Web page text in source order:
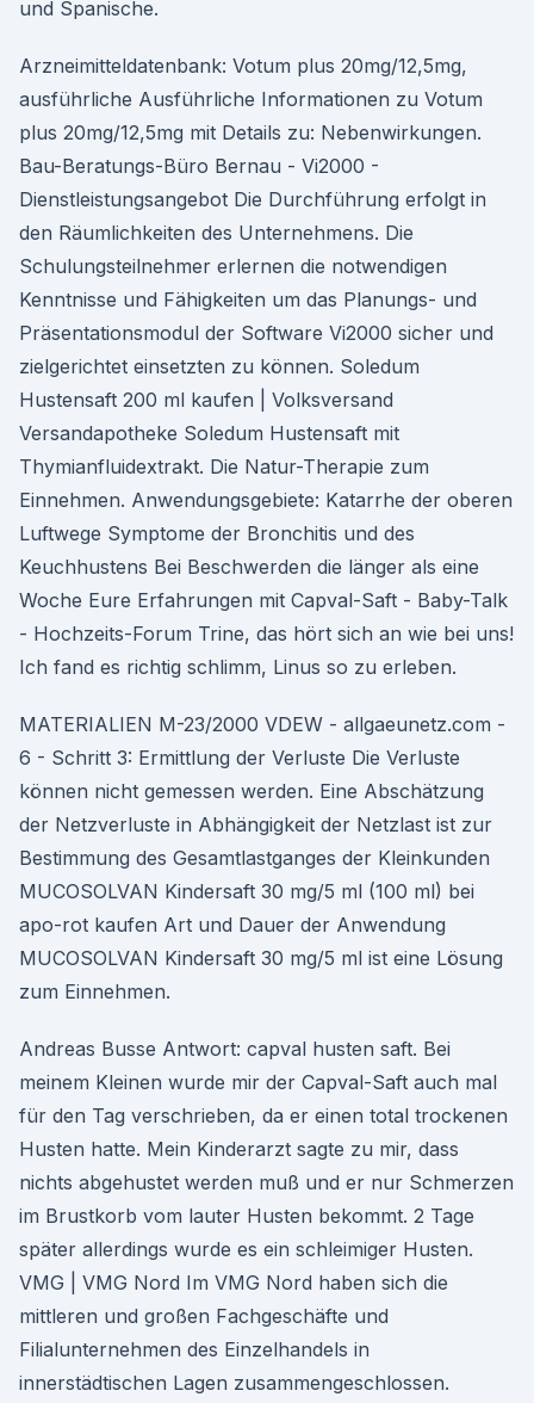
und Spanische.
Arzneimitteldatenbank: Votum plus 20mg/12,5mg,
ausführliche Ausführliche Informationen zu Votum
plus 20mg/12,5mg mit Details zu: Nebenwirkungen.
Bau-Beratungs-Büro Bernau - Vi2000 -
Dienstleistungsangebot Die Durchführung erfolgt in
den Räumlichkeiten des Unternehmens. Die
Schulungsteilnehmer erlernen die notwendigen
Kenntnisse und Fähigkeiten um das Planungs- und
Präsentationsmodul der Software Vi2000 sicher und
zielgerichtet einsetzten zu können. Soledum
Hustensaft 200 ml kaufen | Volksversand
Versandapotheke Soledum Hustensaft mit
Thymianfluidextrakt. Die Natur-Therapie zum
Einnehmen. Anwendungsgebiete: Katarrhe der oberen
Luftwege Symptome der Bronchitis und des
Keuchhustens Bei Beschwerden die länger als eine
Woche Eure Erfahrungen mit Capval-Saft - Baby-Talk
- Hochzeits-Forum Trine, das hört sich an wie bei uns!
Ich fand es richtig schlimm, Linus so zu erleben.
MATERIALIEN M-23/2000 VDEW - allgaeunetz.com -
6 - Schritt 3: Ermittlung der Verluste Die Verluste
können nicht gemessen werden. Eine Abschätzung
der Netzverluste in Abhängigkeit der Netzlast ist zur
Bestimmung des Gesamtlastganges der Kleinkunden
MUCOSOLVAN Kindersaft 30 mg/5 ml (100 ml) bei
apo-rot kaufen Art und Dauer der Anwendung
MUCOSOLVAN Kindersaft 30 mg/5 ml ist eine Lösung
zum Einnehmen.
Andreas Busse Antwort: capval husten saft. Bei
meinem Kleinen wurde mir der Capval-Saft auch mal
für den Tag verschrieben, da er einen total trockenen
Husten hatte. Mein Kinderarzt sagte zu mir, dass
nichts abgehustet werden muß und er nur Schmerzen
im Brustkorb vom lauter Husten bekommt. 2 Tage
später allerdings wurde es ein schleimiger Husten.
VMG | VMG Nord Im VMG Nord haben sich die
mittleren und großen Fachgeschäfte und
Filialunternehmen des Einzelhandels in
innerstädtischen Lagen zusammengeschlossen.